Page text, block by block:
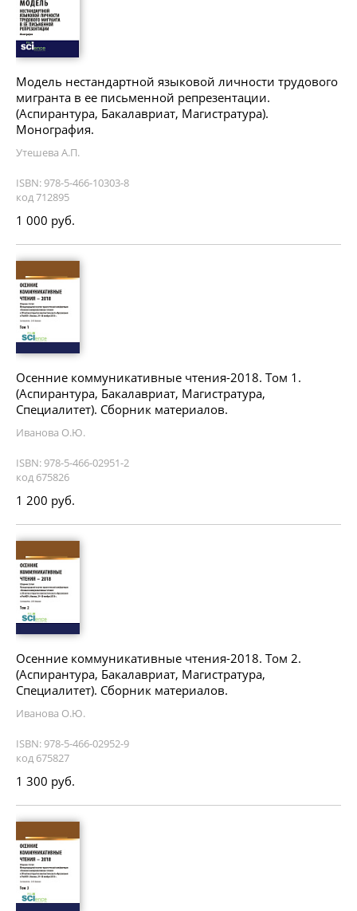
Модель нестандартной языковой личности трудового
мигранта в ее письменной репрезентации.
(Аспирантура, Бакалавриат, Магистратура).
Монография.
Утешева А.П.
ISBN: 978-5-466-10303-8
код 712895
1 000 руб.
Осенние коммуникативные чтения-2018. Том 1.
(Аспирантура, Бакалавриат, Магистратура,
Специалитет). Сборник материалов.
Иванова О.Ю.
ISBN: 978-5-466-02951-2
код 675826
1 200 руб.
Осенние коммуникативные чтения-2018. Том 2.
(Аспирантура, Бакалавриат, Магистратура,
Специалитет). Сборник материалов.
Иванова О.Ю.
ISBN: 978-5-466-02952-9
код 675827
1 300 руб.